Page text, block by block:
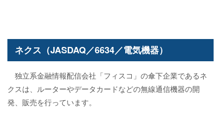
ネクス（JASDAQ／6634／電気機器）
独立系金融情報配信会社「フィスコ」の傘下企業であるネ
クスは、ルーターやデータカードなどの無線通信機器の開
発、販売を行っています。